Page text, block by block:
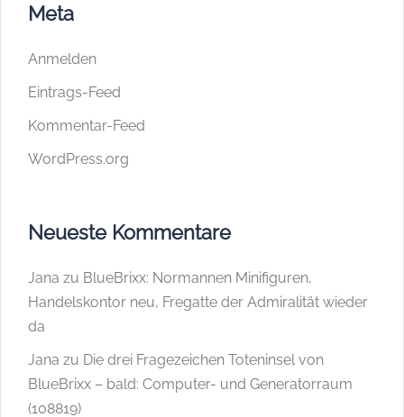
Meta
Anmelden
Eintrags-Feed
Kommentar-Feed
WordPress.org
Neueste Kommentare
Jana zu BlueBrixx: Normannen Minifiguren,
Handelskontor neu, Fregatte der Admiralität wieder
da
Jana zu Die drei Fragezeichen Toteninsel von
BlueBrixx – bald: Computer- und Generatorraum
(108819)